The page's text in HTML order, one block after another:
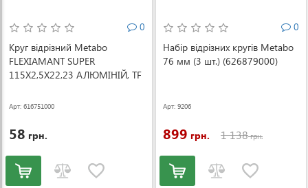
0
Круг відрізний Metabo
FLEXIAMANT SUPER
115X2,5X22,23 АЛЮМІНІЙ, TF
Арт: 616751000
58 грн.
0
Набір відрізних кругів Metabo
76 мм (3 шт.) (626879000)
Арт: 9206
899 грн. 1 138грн.